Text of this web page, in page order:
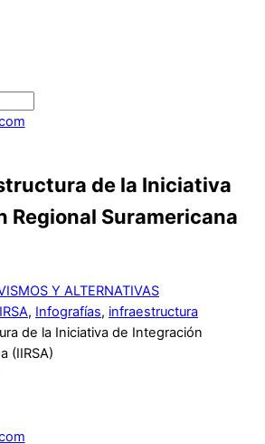
de la Iniciativa
Regional Suramericana
Y ALTERNATIVAS
, Infografías, infraestructura